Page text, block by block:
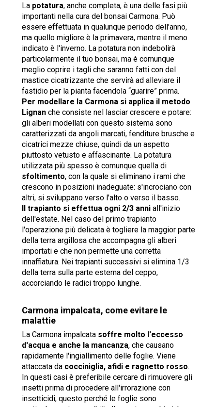
La potatura, anche completa, è una delle fasi più
importanti nella cura del bonsai Carmona. Può
essere effettuata in qualunque periodo dell'anno,
ma quello migliore è la primavera, mentre il meno
indicato è l'inverno. La potatura non indebolirà
particolarmente il tuo bonsai, ma è comunque
meglio coprire i tagli che saranno fatti con del
mastice cicatrizzante che servirà ad alleviare il
fastidio per la pianta facendola “guarire” prima.
Per modellare la Carmona si applica il metodo
Lignan che consiste nel lasciar crescere e potare:
gli alberi modellati con questo sistema sono
caratterizzati da angoli marcati, fenditure brusche e
cicatrici mezze chiuse, quindi da un aspetto
piuttosto vetusto e affascinante. La potatura
utilizzata più spesso è comunque quella di
sfoltimento, con la quale si eliminano i rami che
crescono in posizioni inadeguate: s'incrociano con
altri, si sviluppano verso l'alto o verso il basso.
ll trapianto si effettua ogni 2/3 anni all'inizio
dell'estate. Nel caso del primo trapianto
l'operazione più delicata è togliere la maggior parte
della terra argillosa che accompagna gli alberi
importati e che non permette una corretta
innaffiatura. Nei trapianti successivi si elimina 1/3
della terra sulla parte esterna del ceppo,
accorciando le radici troppo lunghe.
Carmona impalcata, come evitare le
malattie
La Carmona impalcata soffre molto l'eccesso
d'acqua e anche la mancanza, che causano
rapidamente l'ingiallimento delle foglie. Viene
attaccata da cocciniglia, afidi e ragnetto rosso.
In questi casi è preferibile cercare di rimuovere gli
insetti prima di procedere all'irrorazione con
insetticidi, questo perché le foglie sono